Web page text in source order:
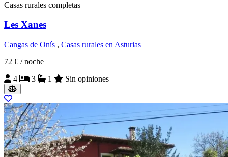
Casas rurales completas
Les Xanes
Cangas de Onís , Casas rurales en Asturias
72 € / noche
4
3 1 Sin opiniones